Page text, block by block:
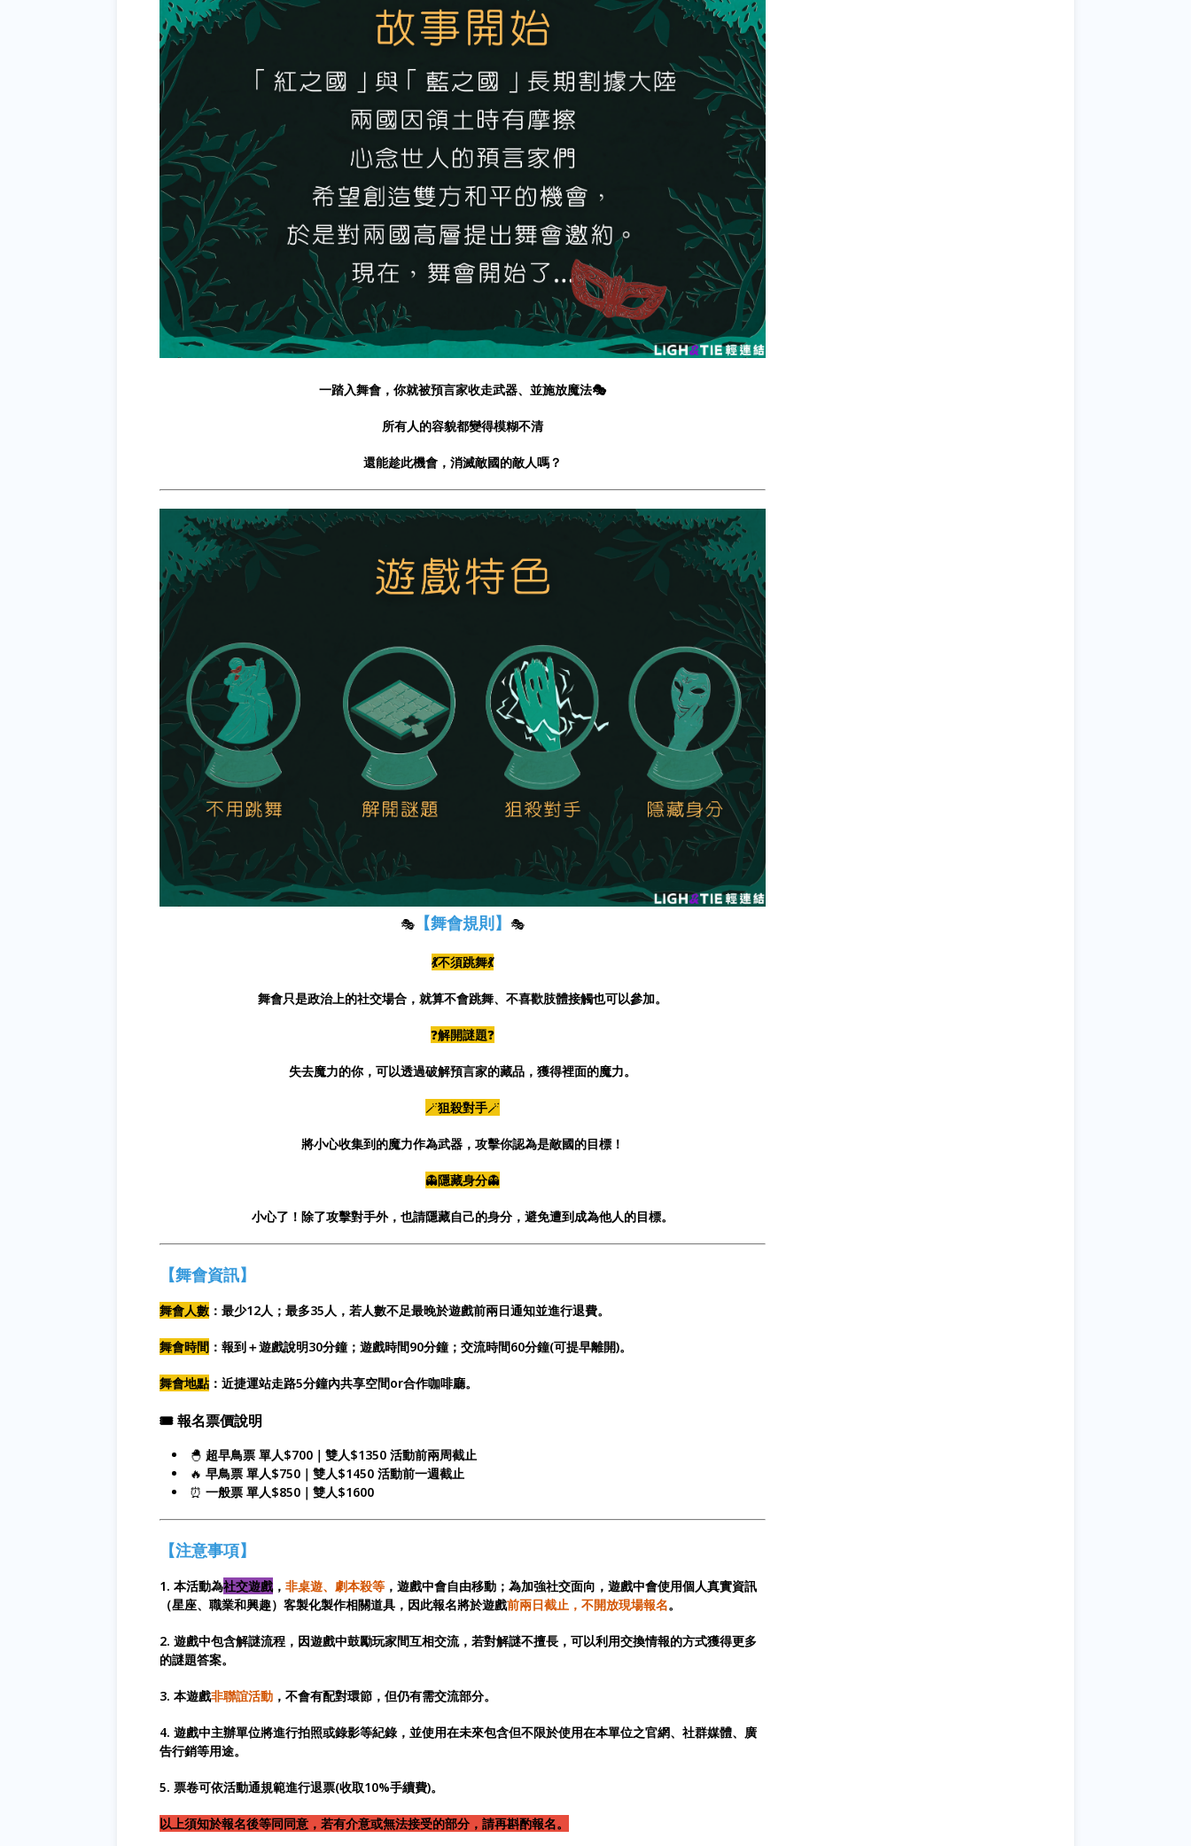
一踏入舞會，你就被預言家收走武器、並施放魔法🎭
所有人的容貌都變得模糊不清
還能趁此機會，消滅敵國的敵人嗎？
🎭 【舞會規則】 🎭
💃不須跳舞💃
舞會只是政治上的社交場合，就算不會跳舞、不喜歡肢體接觸也可以參加。
❓解開謎題❓
失去魔力的你，可以透過破解預言家的藏品，獲得裡面的魔力。
🪄狙殺對手🪄
將小心收集到的魔力作為武器，攻擊你認為是敵國的目標！
👻隱藏身分👻
小心了！除了攻擊對手外，也請隱藏自己的身分，避免遭到成為他人的目標。
【舞會資訊】
舞會人數 ：最少12人；最多35人，若人數不足最晚於遊戲前兩日通知並進行退費。
舞會時間 ：報到＋遊戲說明30分鐘；遊戲時間90分鐘；交流時間60分鐘(可提早離開)。
舞會地點：近捷運站走路5分鐘內共享空間or合作咖啡廳。
🎟️ 報名票價說明
🐣 超早鳥票 單人$700｜雙人$1350 活動前兩周截止
🔥 早鳥票 單人$750｜雙人$1450 活動前一週截止
⏰ 一般票 單人$850｜雙人$1600
【注意事項】
1. 本活動為社交遊戲， 非桌遊、劇本殺等 ，遊戲中會自由移動；為加強社交面向，遊戲中會使用個人真實資訊
（星座、職業和興趣）客製化製作相關道具，因此報名將於遊戲前兩日截止，不開放現場報名。
2. 遊戲中包含解謎流程，因遊戲中鼓勵玩家間互相交流，若對解謎不擅長，可以利用交換情報的方式獲得更多
的謎題答案。
3. 本遊戲非聯誼活動 ，不會有配對環節，但仍有需交流部分。
4. 遊戲中主辦單位將進行拍照或錄影等紀錄，並使用在未來包含但不限於使用在本單位之官網、社群媒體、廣
告行銷等用途。
5. 票卷可依活動通規範進行退票(收取10%手續費)。
以上須知於報名後等同同意，若有介意或無法接受的部分，請再斟酌報名。